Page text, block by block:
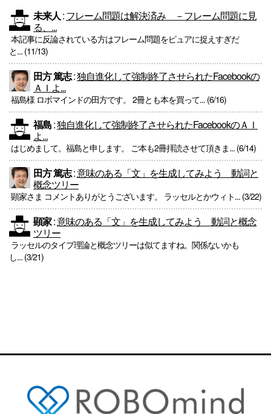
未来人:フレーム問題は解決済み －フレーム問題に見
る、...
本記事に反論されている方はフレーム問題をピュアに捉えすぎだ
と... (11/13)
田方 篤志:独自進化して強制終了させられたFacebookの
ＡＩよ...
福島様 ロボマインドの田方です。 2冊とも本を買って... (6/16)
福島:独自進化して強制終了させられたFacebookのＡＩ
よ...
はじめまして。福島と申します。 ご本も2冊拝読させて頂きま... (6/14)
田方 篤志:意味のある「文」を生成してみよう 動詞と
概念ツリー
顕家さま コメントありがとうございます。 ラッセルとかウィト... (3/22)
顕家:意味のある「文」を生成してみよう 動詞と概念
ツリー
ラッセルのタイプ理論と概念ツリーは似てますね。関係ないかも
し... (3/21)